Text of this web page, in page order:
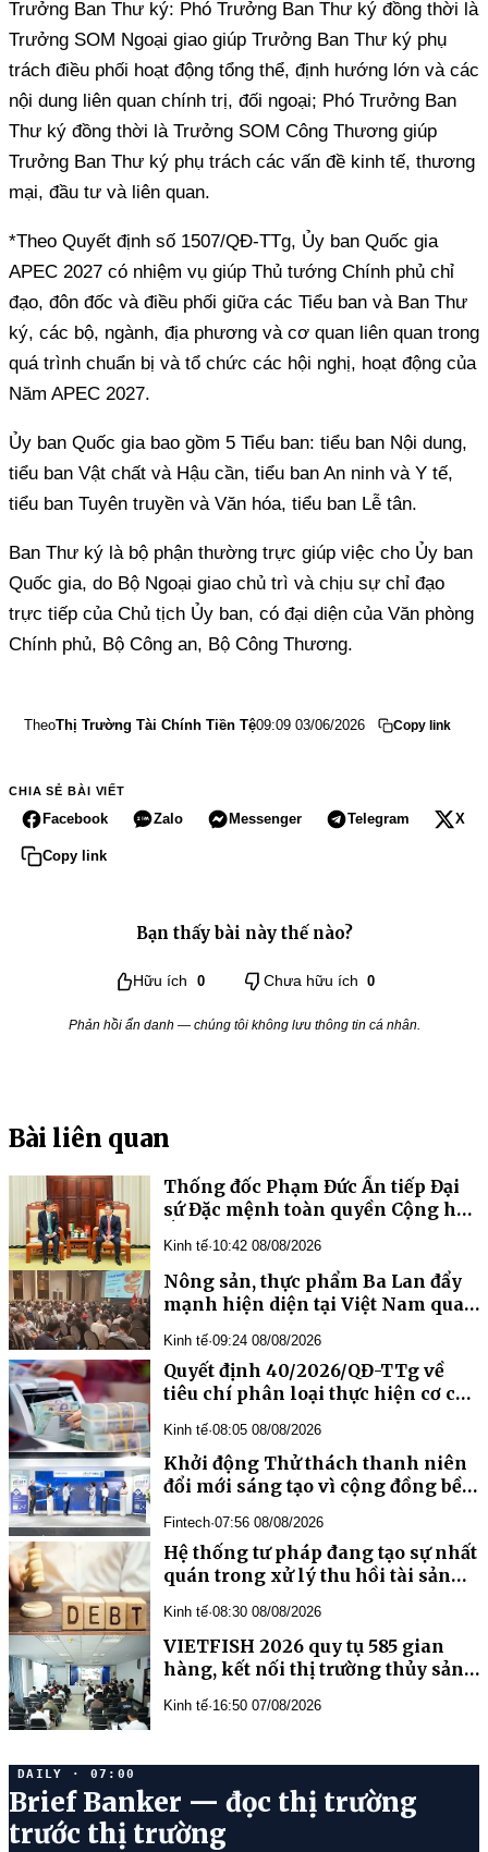
Trưởng Ban Thư ký: Phó Trưởng Ban Thư ký đồng thời là
Trưởng SOM Ngoại giao giúp Trưởng Ban Thư ký phụ
trách điều phối hoạt động tổng thể, định hướng lớn và các
nội dung liên quan chính trị, đối ngoại; Phó Trưởng Ban
Thư ký đồng thời là Trưởng SOM Công Thương giúp
Trưởng Ban Thư ký phụ trách các vấn đề kinh tế, thương
mại, đầu tư và liên quan.
*Theo Quyết định số 1507/QĐ-TTg, Ủy ban Quốc gia
APEC 2027 có nhiệm vụ giúp Thủ tướng Chính phủ chỉ
đạo, đôn đốc và điều phối giữa các Tiểu ban và Ban Thư
ký, các bộ, ngành, địa phương và cơ quan liên quan trong
quá trình chuẩn bị và tổ chức các hội nghị, hoạt động của
Năm APEC 2027.
Ủy ban Quốc gia bao gồm 5 Tiểu ban: tiểu ban Nội dung,
tiểu ban Vật chất và Hậu cần, tiểu ban An ninh và Y tế,
tiểu ban Tuyên truyền và Văn hóa, tiểu ban Lễ tân.
Ban Thư ký là bộ phận thường trực giúp việc cho Ủy ban
Quốc gia, do Bộ Ngoại giao chủ trì và chịu sự chỉ đạo
trực tiếp của Chủ tịch Ủy ban, có đại diện của Văn phòng
Chính phủ, Bộ Công an, Bộ Công Thương.
TheoThị Trường Tài Chính Tiền Tệ09:09 03/06/2026 Copy link
CHIA SẺ BÀI VIẾT
Facebook Zalo Messenger Telegram X
Copy link
Bạn thấy bài này thế nào?
Hữu ích 0 Chưa hữu ích 0
Phản hồi ẩn danh — chúng tôi không lưu thông tin cá nhân.
Bài liên quan
Thống đốc Phạm Đức Ấn tiếp Đại
sứ Đặc mệnh toàn quyền Cộng hòa
Kinh tế·10:42 08/08/2026
Nông sản, thực phẩm Ba Lan đẩy
mạnh hiện diện tại Việt Nam qua
Kinh tế·09:24 08/08/2026
Quyết định 40/2026/QĐ-TTg về
tiêu chí phân loại thực hiện cơ cấu
nhà nước, doanh nghiệp có vốn
nhà nước
Kinh tế·08:05 08/08/2026
Khởi động Thử thách thanh niên
đổi mới sáng tạo vì cộng đồng bền
Fintech·07:56 08/08/2026
quán trong xử lý thu hồi tài sản
Kinh tế·08:30 08/08/2026
VIETFISH 2026 quy tụ 585 gian
hàng, kết nối thị trường thủy sản
Kinh tế·16:50 07/08/2026
DAILY · 07:00
Brief Banker — đọc thị trường
trước thị trường